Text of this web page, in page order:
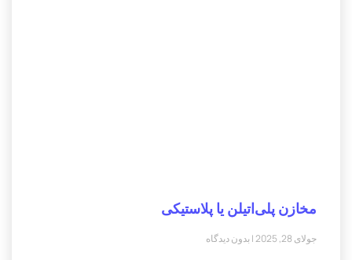
مخازن پلی‌اتیلن یا پلاستیکی
جولای 28, 2025 بدون دیدگاه